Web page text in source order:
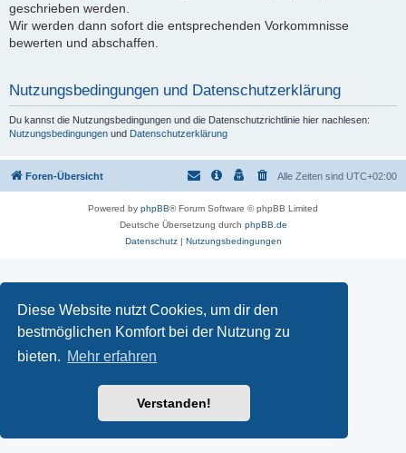
Diese Website nutzt Cookies, um dir den
bestmöglichen Komfort bei der Nutzung zu
bieten. Mehr erfahren
Verstanden!
geschrieben werden.
Wir werden dann sofort die entsprechenden Vorkommnisse
bewerten und abschaffen.
Nutzungsbedingungen und Datenschutzerklärung
Du kannst die Nutzungsbedingungen und die Datenschutzrichtlinie hier nachlesen:
Nutzungsbedingungen und Datenschutzerklärung
Foren-Übersicht Alle Zeiten sind UTC+02:00
Powered by phpBB® Forum Software © phpBB Limited
Deutsche Übersetzung durch phpBB.de
Datenschutz| Nutzungsbedingungen